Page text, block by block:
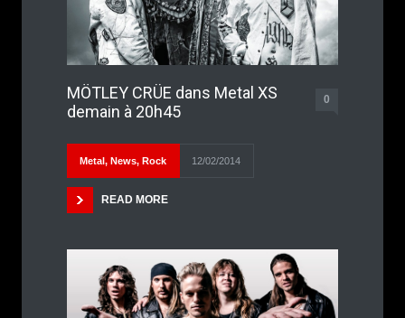
MÖTLEY CRÜE dans Metal XS
demain à 20h45
0
Metal, News, Rock 12/02/2014
READ MORE